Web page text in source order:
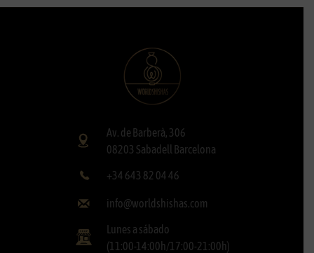
Av. de Barberà, 306
08203 Sabadell Barcelona
+34 643 82 04 46
info@worldshishas.com
Lunes a sábado
(11:00-14:00h/17:00-21:00h)